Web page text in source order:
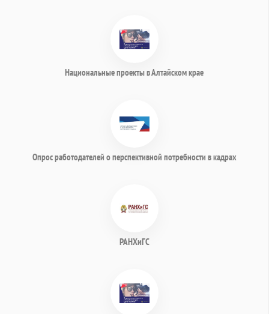
Национальные проекты в Алтайском крае
Опрос работодателей о перспективной потребности в кадрах
РАНХиГС